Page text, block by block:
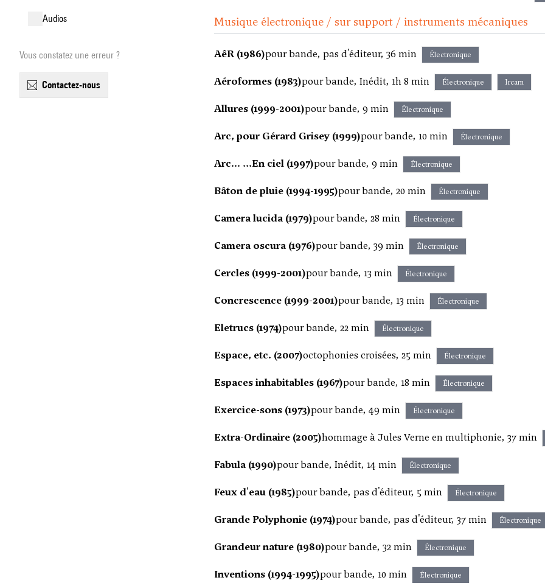
audios
Vous constatez une erreur ?
contactez-nous
Musique électronique / sur support / instruments mécaniques
AêR (1986)pour bande, pas d'éditeur, 36 min Électronique
Aéroformes (1983)pour bande, Inédit, 1h 8 min Électronique Ircam
Allures (1999-2001)pour bande, 9 min Électronique
Arc, pour Gérard Grisey (1999)pour bande, 10 min Électronique
Arc... ...En ciel (1997)pour bande, 9 min Électronique
Bâton de pluie (1994-1995)pour bande, 20 min Électronique
Camera lucida (1979)pour bande, 28 min Électronique
Camera oscura (1976)pour bande, 39 min Électronique
Cercles (1999-2001)pour bande, 13 min Électronique
Concrescence (1999-2001)pour bande, 13 min Électronique
Eletrucs (1974)pour bande, 22 min Électronique
Espace, etc. (2007)octophonies croisées, 25 min Électronique
Espaces inhabitables (1967)pour bande, 18 min Électronique
Exercice-sons (1973)pour bande, 49 min Électronique
Extra-Ordinaire (2005)hommage à Jules Verne en multiphonie, 37 min
Fabula (1990)pour bande, Inédit, 14 min Électronique
Feux d'eau (1985)pour bande, pas d'éditeur, 5 min Électronique
Grande Polyphonie (1974)pour bande, pas d'éditeur, 37 min Électronique
Grandeur nature (1980)pour bande, 32 min Électronique
Inventions (1994-1995)pour bande, 10 min Électronique